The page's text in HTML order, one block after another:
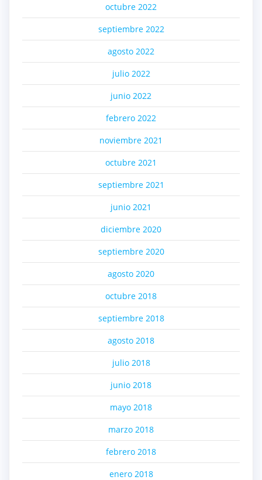
octubre 2022
septiembre 2022
agosto 2022
julio 2022
junio 2022
febrero 2022
noviembre 2021
octubre 2021
septiembre 2021
junio 2021
diciembre 2020
septiembre 2020
agosto 2020
octubre 2018
septiembre 2018
agosto 2018
julio 2018
junio 2018
mayo 2018
marzo 2018
febrero 2018
enero 2018